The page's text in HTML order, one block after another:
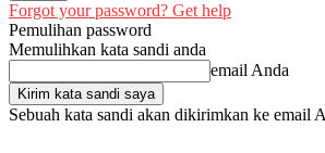
Forgot your password? Get help
Pemulihan password
Memulihkan kata sandi anda
email Anda
Sebuah kata sandi akan dikirimkan ke email